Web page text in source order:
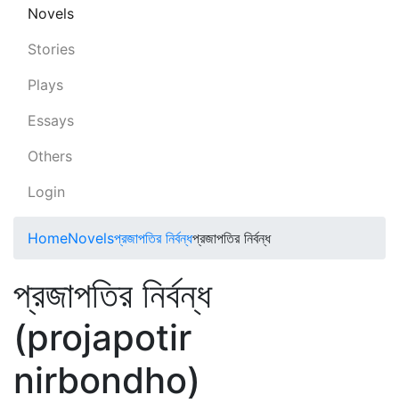
Novels
Stories
Plays
Essays
Others
Login
HomeNovelsপ্রজাপতির নির্বন্ধপ্রজাপতির নির্বন্ধ
প্রজাপতির নির্বন্ধ
(projapotir
nirbondho)